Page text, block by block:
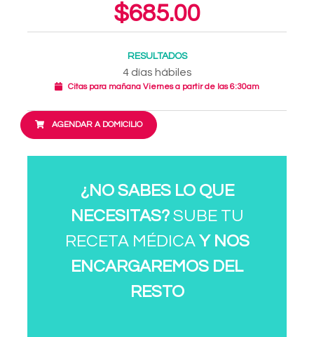
$685.00
RESULTADOS
4 días hábiles
Citas para mañana Viernes a partir de las 6:30am
AGENDAR A DOMICILIO
¿NO SABES LO QUE
NECESITAS?SUBE TU
RECETA MÉDICA Y NOS
ENCARGAREMOS DEL
RESTO